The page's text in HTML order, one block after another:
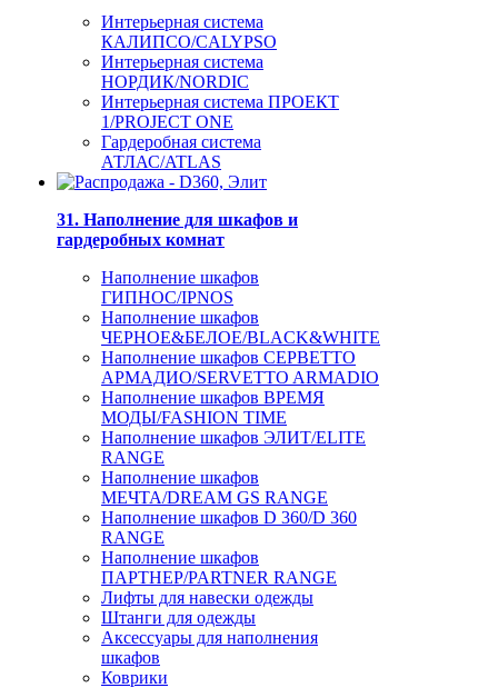
Интерьерная система
КАЛИПСО/CALYPSO
Интерьерная система
НОРДИК/NORDIC
Интерьерная система ПРОЕКТ
1/PROJECT ONE
Гардеробная система
АТЛАС/ATLAS
31. Наполнение для шкафов и
гардеробных комнат
Наполнение шкафов
ГИПНОС/IPNOS
Наполнение шкафов
ЧЕРНОЕ&БЕЛОЕ/BLACK&WHITE
Наполнение шкафов СЕРВЕТТО
АРМАДИО/SERVETTO ARMADIO
Наполнение шкафов ВРЕМЯ
МОДЫ/FASHION TIME
Наполнение шкафов ЭЛИТ/ELITE
RANGE
Наполнение шкафов
МЕЧТА/DREAM GS RANGE
Наполнение шкафов D 360/D 360
RANGE
Наполнение шкафов
ПАРТНЕР/PARTNER RANGE
Лифты для навески одежды
Штанги для одежды
Аксессуары для наполнения
шкафов
Коврики